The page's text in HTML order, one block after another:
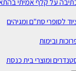
על קלף אמיתי
לסופרי סת"ם ומגיהים
ובימות
ומוצרי בית כנסת